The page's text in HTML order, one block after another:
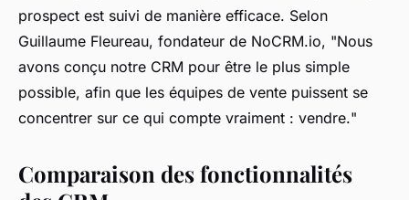
prospect est suivi de manière efficace. Selon
Guillaume Fleureau, fondateur de NoCRM.io, "Nous
avons conçu notre CRM pour être le plus simple
possible, afin que les équipes de vente puissent se
concentrer sur ce qui compte vraiment : vendre."
Comparaison des fonctionnalités